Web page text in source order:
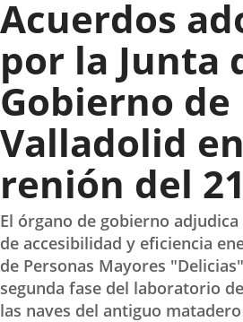
Valladolid
Acuerdos
por la Junta
Gobierno de
Valladolid
renión del
El órgano de gobierno
de accesibilidad y eficiencia
de Personas Mayores
segunda fase del laboratorio
las naves del antiguo matadero